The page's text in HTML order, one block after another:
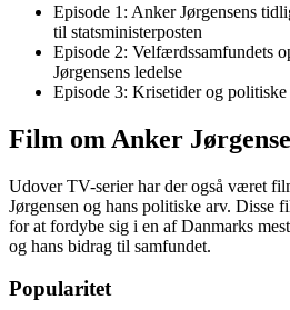
Episode 1: Anker Jørgensens
til statsministerposten
Episode 2: Velfærdssamfundets
Jørgensens ledelse
Episode 3: Krisetider og
Film om Anker
Udover TV-serier har der også været
Jørgensen og hans politiske arv. Disse
for at fordybe sig i en af Danmarks
og hans bidrag til samfundet.
Popularitet